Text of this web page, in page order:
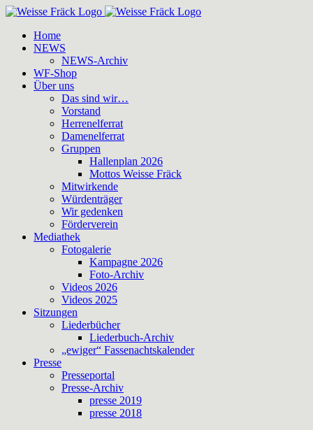
Zum
springenHome
NEWS
NEWS-Archiv
WF-Shop
Über uns
Das sind wir…
Vorstand
Herrenelferrat
Damenelferrat
Gruppen
Hallenplan 2026
Mottos Weisse Fräck
Mitwirkende
Würdenträger
Wir gedenken
Förderverein
Mediathek
Fotogalerie
Kampagne 2026
Foto-Archiv
Videos 2026
Videos 2025
Sitzungen
Liederbücher
Liederbuch-Archiv
„ewiger“ Fassenachtskalender
Presse
Presseportal
Presse-Archiv
presse 2019
presse 2018